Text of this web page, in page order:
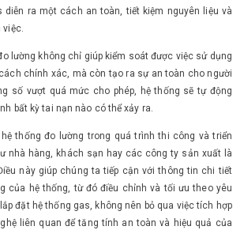
diễn ra một cách an toàn, tiết kiệm nguyên liệu và
lường không chỉ giúp kiểm soát được việc sử dụng
chính xác, mà còn tạo ra sự an toàn cho người
số vượt quá mức cho phép, hệ thống sẽ tự động
bất kỳ tai nạn nào có thể xảy ra.
thống đo lường trong quá trình thi công và triển
nhà hàng, khách sạn hay các công ty sản xuất là
này giúp chúng ta tiếp cận với thông tin chi tiết
của hệ thống, từ đó điều chỉnh và tối ưu theo yêu
đặt hệ thống gas, không nên bỏ qua việc tích hợp
liên quan để tăng tính an toàn và hiệu quả của